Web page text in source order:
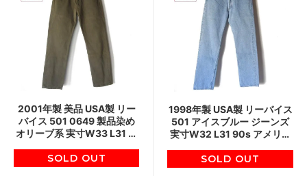
2001年製 美品 USA製 リー
バイス 501 0649 製品染め
オリーブ系 実寸W33 L31 ア
ジーパン D151
SOLD OUT
1998年製 USA製 リーバイス
501 アイスブルー ジーンズ
実寸W32 L31 90s アメリカ
ム D151
SOLD OUT